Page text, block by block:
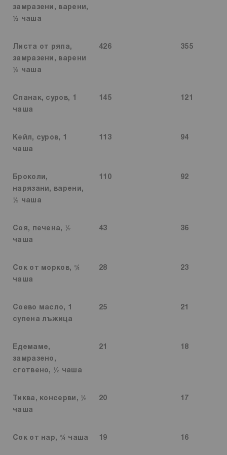
замразени, варени,
½ чаша
Листа от ряпа,
замразени, варени
½ чаша
426 355
Спанак, суров, 1
чаша
145 121
Кейл, суров, 1
чаша
113 94
Броколи,
нарязани, варени,
½ чаша
110 92
Соя, печена, ½
чаша
43 36
Сок от морков, ¾
чаша
28 23
Соево масло, 1
супена лъжица
25 21
Едемаме,
замразено,
сготвено, ½ чаша
21 18
Тиква, консерви, ½
чаша
20 17
Сок от нар, ¾ чаша 19 16